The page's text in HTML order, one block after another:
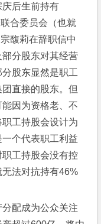
后生前持有
合委员会（也就
馥莉在辞职信中
分股东对其经营
股东显然是职工
直接的股东。但
因为资格老、不
工持股会设计为
个代表职工利益
工持股会没有控
法对抗持有46%
分配成为公众关注